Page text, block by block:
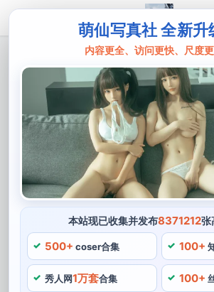
萌仙写真社 全新升
内容更全、访问更快、尺度更
本站现已收集并发布8371212张
500+ coser合集 100+
秀人网1万套合集 100+
无颜小天使
好漂亮！无颜小天使wy的微
超赞的照片，快来
无颜小天使wy，她用相机记录下一幅幅
来看看吧，这也是她的微博非常受欢
的微博分享了几张超赞的照片，继续
断地注入新鲜血液和活力，凭借着其卓
致的妆容打造，让粉丝了解她更多的生
到了广大粉丝们的热烈欢迎和喜爱，她
象和精致的COSPLAY技巧而被广大粉